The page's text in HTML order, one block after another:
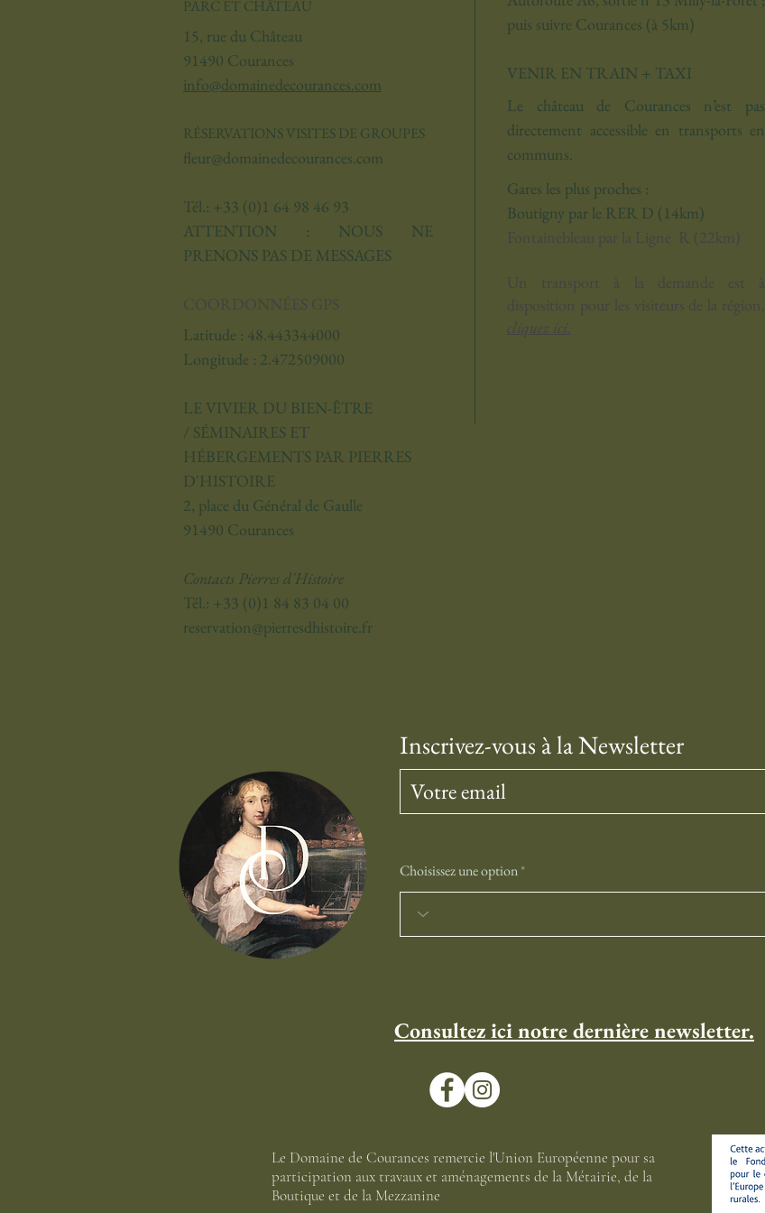
Saison 2026 : recrutement saisonnier
puis suivre Courances (à 5km)
VENIR EN TRAIN + TAXI
Le château de Courances n’est pas
directement accessible en transports en
communs.
Gares les plus proches :
Boutigny par le RER D (14km)
PARC ET CHÂTEAU
15, rue du Château
91490 Courances
info@domainedecourances.com
RÉSERVATIONS VISITES DE GROUPES
fleur@domainedecourances.com
Tél.: +33 (0)1 64 98 46 93
ATTENTION : NOUS NE
PRENONS PAS DE MESSAGES
Latitude : 48.443344000
Longitude : 2.472509000
LE VIVIER DU BIEN-ÊTRE
/ SÉMINAIRES ET
HÉBERGEMENTS PAR PIERRES
D'HISTOIRE
2, place du Général de Gaulle
91490 Courances
Contacts Pierres d'Histoire
Tél.: +33 (0)1 84 83 04 00
reservation@pierresdhistoire.fr
Inscrivez-vous à la Newsletter
Choisissez une option
Consultez ici notre dernière newsletter.
Le Domaine de Courances remercie l'Union Européenne pour sa
participation aux travaux et aménagements de la Métairie, de la
Boutique et de la Mezzanine